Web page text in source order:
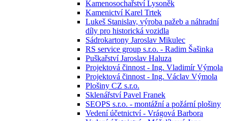
Kamenosochařství Lysoněk
Kamenictví Karel Trtek
Lukeš Stanislav, výroba pažeb a náhradní
díly pro historická vozidla
Sádrokartony Jaroslav Mikulec
RS service group s.r.o. - Radim Šašinka
Puškařství Jaroslav Haluza
Projektová činnost - Ing. Vladimír Výmola
Projektová činnost - Ing. Václav Výmola
Plošiny CZ s.r.o.
Sklenářství Pavel Franek
SEOPS s.r.o. - montážní a požární plošiny
Vedení účetnictví - Vrágová Barbora